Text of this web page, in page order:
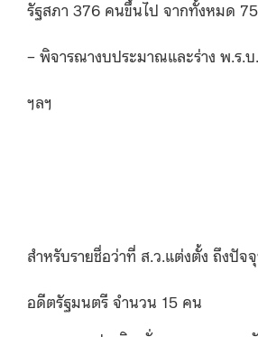
รัฐสภา 376 คนขึ้นไป จากทั้งหมด
– พิจารณางบประมาณและร่าง พ.ร.บ.
ฯลฯ
สำหรับรายชื่อว่าที่ ส.ว.แต่งตั้ง ถึงปัจ
อดีตรัฐมนตรี จำนวน 15 คน